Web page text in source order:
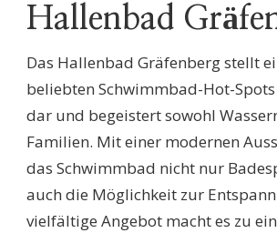
Hallenbad
Das Hallenbad Gräfenberg stellt
beliebten Schwimmbad-Hot-
dar und begeistert sowohl
Familien. Mit einer modernen
das Schwimmbad nicht nur
auch die Möglichkeit zur
vielfältige Angebot macht es zu